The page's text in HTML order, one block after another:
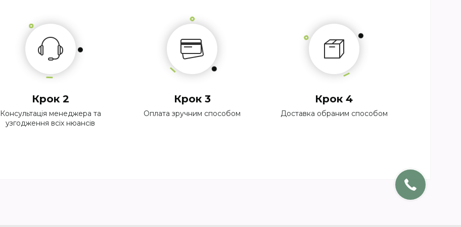
Крок 2
Консультація менеджера та
узгодження всіх нюансів
Крок 3
Оплата зручним способом
Крок 4
Доставка обраним способом